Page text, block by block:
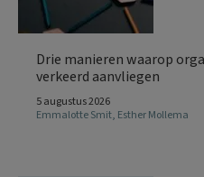
Drie manieren waarop
verkeerd aanvliegen
5 augustus 2026
Emmalotte Smit, Esther Mollema